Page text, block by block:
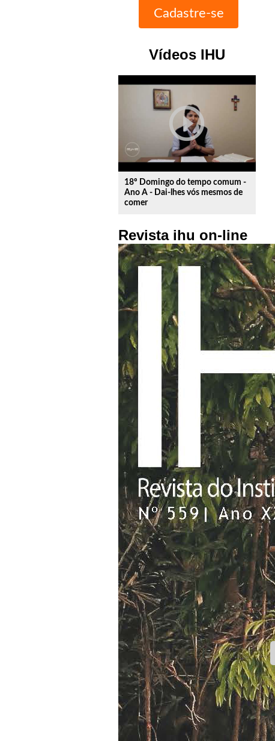
Vídeos IHU
play_circle_outline
18º Domingo do tempo comum -
Ano A - Dai-lhes vós mesmos de
comer
Revista ihu on-line